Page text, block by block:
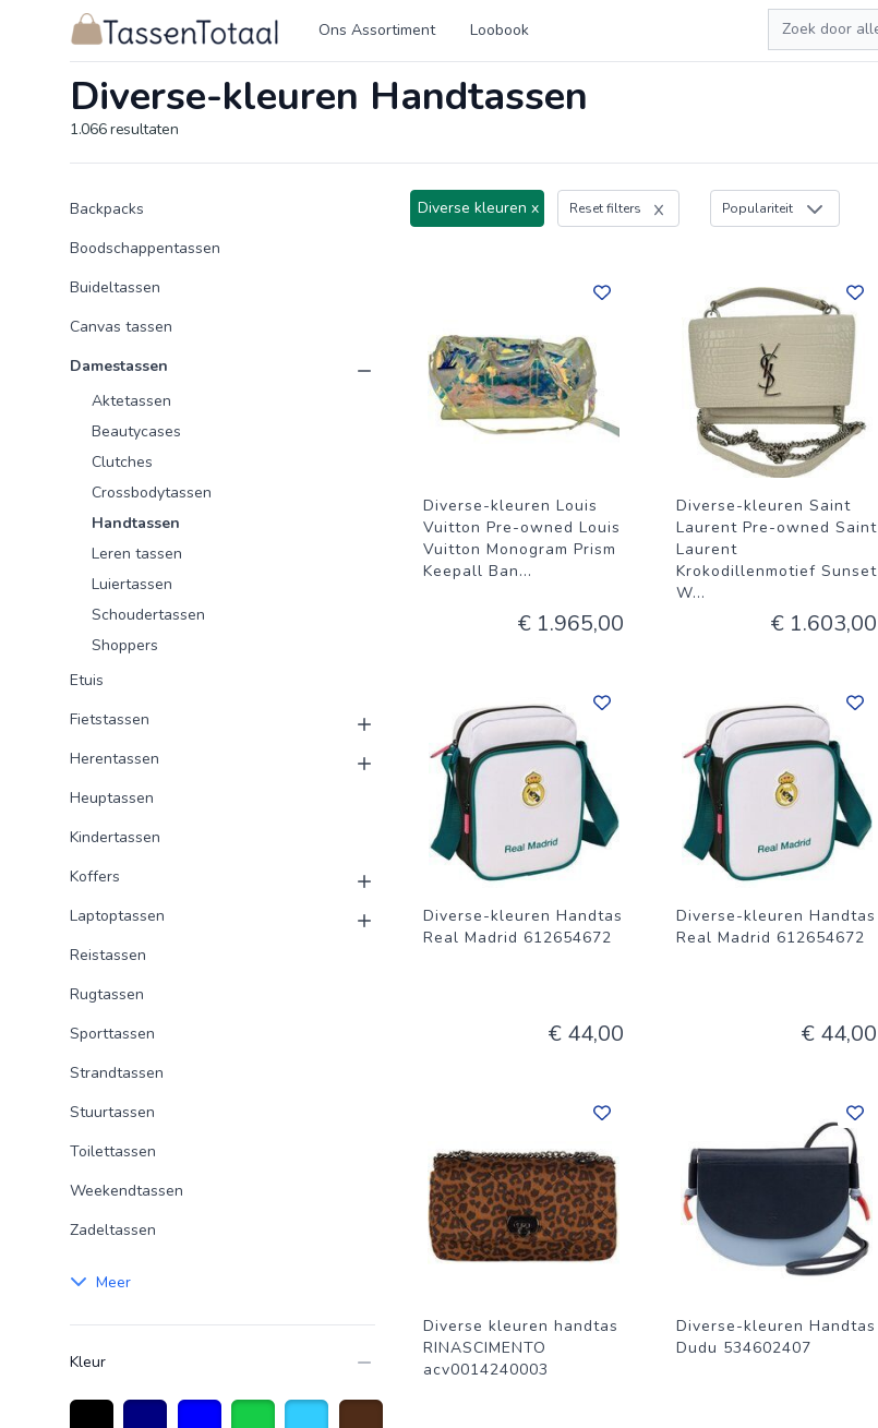
Logo Tassentotaal.nl Ons Assortiment Loobook
Zoeken
Diverse-kleuren Handtassen
1.066resultaten
Producten
Product categorieën
Backpacks
Boodschappentassen
Buideltassen
Canvas tassen
Damestassen
Aktetassen
Beautycases
Clutches
Crossbodytassen
Handtassen
Leren tassen
Luiertassen
Schoudertassen
Shoppers
Etuis
Fietstassen
Herentassen
Heuptassen
Kindertassen
Koffers
Laptoptassen
Reistassen
Rugtassen
Sporttassen
Strandtassen
Stuurtassen
Toilettassen
Weekendtassen
Zadeltassen
Meer
Kleur
Diverse kleuren x Reset filters Populariteit
Diverse-kleuren Louis
Vuitton Pre-owned Louis
Vuitton Monogram Prism
Keepall Ban...
€ 1.965,00
Diverse-kleuren Saint
Laurent Pre-owned Saint
Laurent
Krokodillenmotief Sunset
W...
€ 1.603,00
Diverse-kleuren Handtas
Real Madrid 612654672
€ 44,00
Diverse-kleuren Handtas
Real Madrid 612654672
€ 44,00
Diverse kleuren handtas
RINASCIMENTO
acv0014240003
Diverse-kleuren Handtas
Dudu 534602407